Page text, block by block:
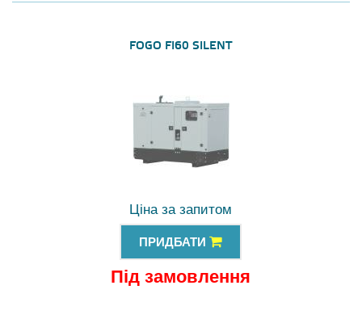
FOGO FI60 SILENT
Ціна за запитом
ПРИДБАТИ
Під замовлення